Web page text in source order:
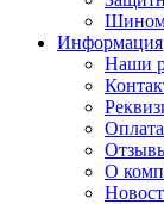
Информация
Наши
О